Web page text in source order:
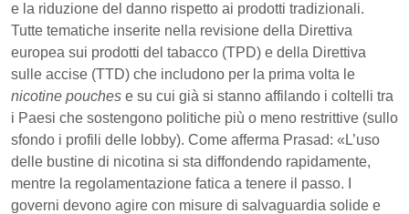
e la riduzione del danno rispetto ai prodotti tradizionali.
Tutte tematiche inserite nella revisione della Direttiva
europea sui prodotti del tabacco (TPD) e della Direttiva
sulle accise (TTD) che includono per la prima volta le
nicotine pouches e su cui già si stanno affilando i coltelli tra
i Paesi che sostengono politiche più o meno restrittive (sullo
sfondo i profili delle lobby). Come afferma Prasad: «L’uso
delle bustine di nicotina si sta diffondendo rapidamente,
mentre la regolamentazione fatica a tenere il passo. I
governi devono agire con misure di salvaguardia solide e